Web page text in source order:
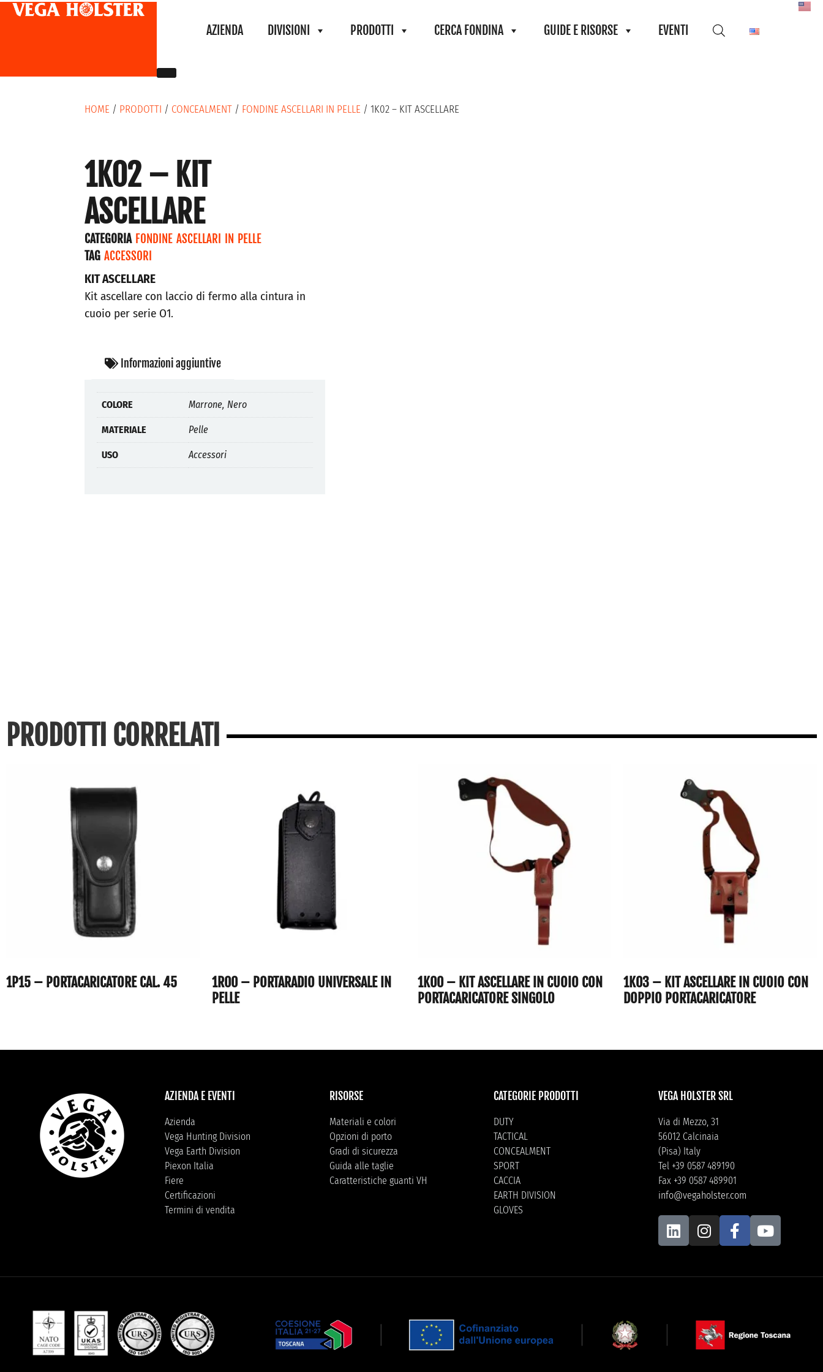
AZIENDA DIVISIONI PRODOTTI CERCA FONDINA GUIDE E RISORSE EVENTI
HOME / PRODOTTI / CONCEALMENT / FONDINE ASCELLARI IN PELLE / 1K02 – KIT ASCELLARE
1K02 – KIT
ASCELLARE
CATEGORIA FONDINE ASCELLARI IN PELLE
TAG ACCESSORI
KIT ASCELLARE
Kit ascellare con laccio di fermo alla cintura in
cuoio per serie O1.
Informazioni aggiuntive
COLORE Marrone, Nero
MATERIALE Pelle
USO Accessori
PRODOTTI CORRELATI
1P15 – PORTACARICATORE CAL. 45
1R00 – PORTARADIO UNIVERSALE IN
PELLE
1K00 – KIT ASCELLARE IN CUOIO CON
PORTACARICATORE SINGOLO
1K03 – KIT ASCELLARE IN CUOIO CON
DOPPIO PORTACARICATORE
AZIENDA E EVENTI
Azienda
Vega Hunting Division
Vega Earth Division
Piexon Italia
Fiere
Certificazioni
Termini di vendita
RISORSE
Materiali e colori
Opzioni di porto
Gradi di sicurezza
Guida alle taglie
Caratteristiche guanti VH
CATEGORIE PRODOTTI
DUTY
TACTICAL
CONCEALMENT
SPORT
CACCIA
EARTH DIVISION
GLOVES
VEGA HOLSTER SRL
Via di Mezzo, 31
56012 Calcinaia
(Pisa) Italy
Tel +39 0587 489190
Fax +39 0587 489901
info@vegaholster.com